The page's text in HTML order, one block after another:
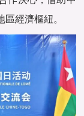
經濟樞紐。